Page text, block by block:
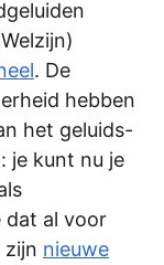
. De
hebben
het geluids-
je kunt nu je
dat al voor
zijn nieuwe